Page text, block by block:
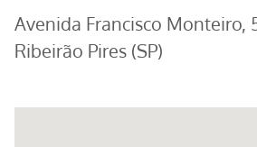
Avenida Francisco Monteiro,
Ribeirão Pires (SP)